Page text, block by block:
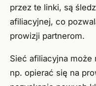
przez te linki, są
afiliacyjnej, co
prowizji partnerom.
Sieć afiliacyjna może
np. opierać się na